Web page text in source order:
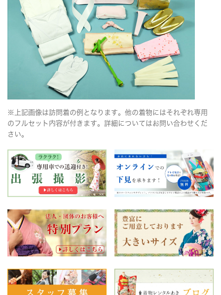
※上記画像は訪問着の例となります。他の着物にはそれぞれ専用
のフルセット内容が付きます。詳細についてはお問い合わせくだ
さい。